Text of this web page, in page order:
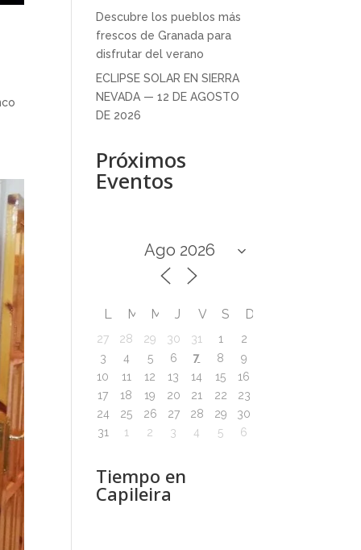
Descubre los pueblos más
frescos de Granada para
disfrutar del verano
ECLIPSE SOLAR EN SIERRA
NEVADA — 12 DE AGOSTO
DE 2026
Próximos
Eventos
L M M J V S D
27 28 29 30 31 1
2
3
4 5 6 7 8
9
10
11 12 13 14 15
16
17
18 19 20 21 22
23
24
25 26 27 28 29
30
31
1 2 3 4 5 6
Tiempo en
Capileira